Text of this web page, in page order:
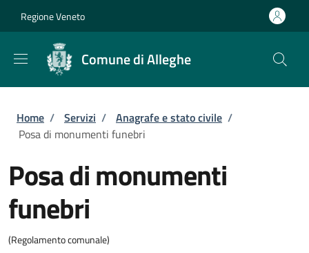
Regione Veneto
Comune di Alleghe
Briciole di pane
Home / Servizi / Anagrafe e stato civile /
Posa di monumenti funebri
Posa di monumenti
funebri
(Regolamento comunale)